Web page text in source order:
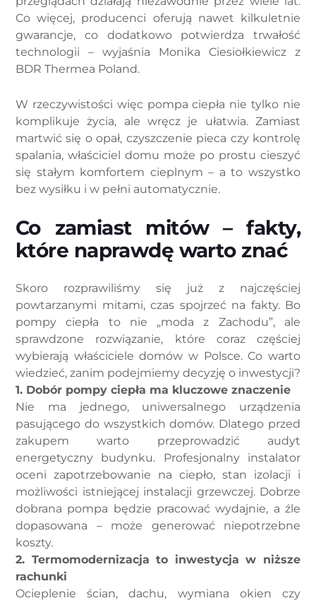
Co więcej, producenci oferują nawet kilkuletnie
gwarancje, co dodatkowo potwierdza trwałość
technologii – wyjaśnia Monika Ciesiołkiewicz z
BDR Thermea Poland.
W rzeczywistości więc pompa ciepła nie tylko nie
komplikuje życia, ale wręcz je ułatwia. Zamiast
martwić się o opał, czyszczenie pieca czy kontrolę
spalania, właściciel domu może po prostu cieszyć
się stałym komfortem cieplnym – a to wszystko
bez wysiłku i w pełni automatycznie.
Co zamiast mitów – fakty,
które naprawdę warto znać
Skoro rozprawiliśmy się już z najczęściej
powtarzanymi mitami, czas spojrzeć na fakty. Bo
pompy ciepła to nie „moda z Zachodu”, ale
sprawdzone rozwiązanie, które coraz częściej
wybierają właściciele domów w Polsce. Co warto
wiedzieć, zanim podejmiemy decyzję o inwestycji?
1. Dobór pompy ciepła ma kluczowe znaczenie
Nie ma jednego, uniwersalnego urządzenia
pasującego do wszystkich domów. Dlatego przed
zakupem warto przeprowadzić audyt
energetyczny budynku. Profesjonalny instalator
oceni zapotrzebowanie na ciepło, stan izolacji i
możliwości istniejącej instalacji grzewczej. Dobrze
dobrana pompa będzie pracować wydajnie, a źle
dopasowana – może generować niepotrzebne
koszty.
2. Termomodernizacja to inwestycja w niższe
rachunki
Ocieplenie ścian, dachu, wymiana okien czy